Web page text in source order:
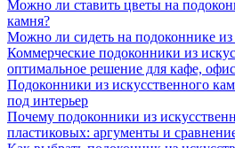
Можно ли ставить цветы на
камня?
Можно ли сидеть на подоконнике из
Коммерческие подоконники из
оптимальное решение для кафе,
Подоконники из искусственного
под интерьер
Почему подоконники из
пластиковых: аргументы и